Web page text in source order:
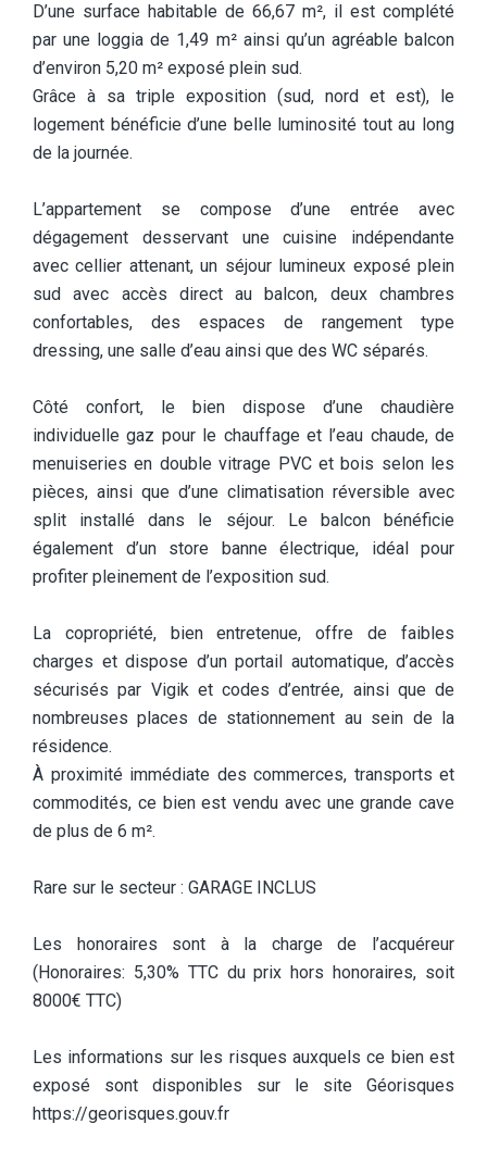
D’une surface habitable de 66,67 m², il est complété
par une loggia de 1,49 m² ainsi qu’un agréable balcon
d’environ 5,20 m² exposé plein sud.
Grâce à sa triple exposition (sud, nord et est), le
logement bénéficie d’une belle luminosité tout au long
de la journée.
L’appartement se compose d’une entrée avec
dégagement desservant une cuisine indépendante
avec cellier attenant, un séjour lumineux exposé plein
sud avec accès direct au balcon, deux chambres
confortables, des espaces de rangement type
dressing, une salle d’eau ainsi que des WC séparés.
Côté confort, le bien dispose d’une chaudière
individuelle gaz pour le chauffage et l’eau chaude, de
menuiseries en double vitrage PVC et bois selon les
pièces, ainsi que d’une climatisation réversible avec
split installé dans le séjour. Le balcon bénéficie
également d’un store banne électrique, idéal pour
profiter pleinement de l’exposition sud.
La copropriété, bien entretenue, offre de faibles
charges et dispose d’un portail automatique, d’accès
sécurisés par Vigik et codes d’entrée, ainsi que de
nombreuses places de stationnement au sein de la
résidence.
À proximité immédiate des commerces, transports et
commodités, ce bien est vendu avec une grande cave
de plus de 6 m².
Rare sur le secteur : GARAGE INCLUS
Les honoraires sont à la charge de l’acquéreur
(Honoraires: 5,30% TTC du prix hors honoraires, soit
8000€ TTC)
Les informations sur les risques auxquels ce bien est
exposé sont disponibles sur le site Géorisques
https://georisques.gouv.fr